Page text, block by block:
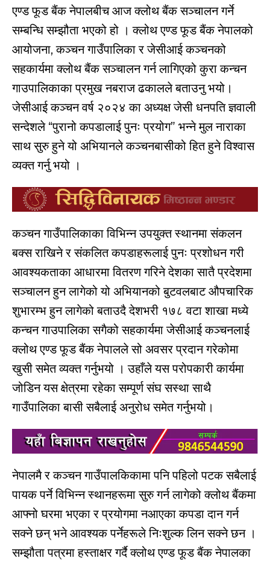
एण्ड फूड बैंक नेपालबीच आज क्लोथ बैंक सञ्चालन गर्ने
सम्बन्धि सम्झौता भएको हो । क्लोथ एण्ड फूड बैंक नेपालको
आयोजना, कञ्चन गाउँपालिका र जेसीआई कञ्चनको
सहकार्यमा क्लोथ बैंक सञ्चालन गर्न लागिएको कुरा कन्चन
गाउपालिकाका प्रमुख नबराज ढकालले बताउनु भयो।
जेसीआई कञ्चन वर्ष २०२४ का अध्यक्ष जेसी धनपति ज्ञवाली
सन्देशले “पुरानो कपडालाई पुनः प्रयोग” भन्ने मुल नाराका
साथ सुरु हुने यो अभियानले कञ्चनबासीको हित हुने विश्वास
व्यक्त गर्नु भयो ।
कञ्चन गाउँपालिकाका विभिन्न उपयुक्त स्थानमा संकलन
बक्स राखिने र संकलित कपडाहरूलाई पुनः प्रशोधन गरी
आवश्यकताका आधारमा वितरण गरिने देशका सातै प्रदेशमा
सञ्चालन हुन लागेको यो अभियानको बुटवलबाट औपचारिक
शुभारम्भ हुन लागेको बताउदै देशभरी १७८ वटा शाखा मध्ये
कन्चन गाउपालिका सगैको सहकार्यमा जेसीआई कञ्चनलाई
क्लोथ एण्ड फूड बैंक नेपालले सो अवसर प्रदान गरेकोमा
खुसी समेत व्यक्त गर्नुभयो । उहाँले यस परोपकारी कार्यमा
जोडिन यस क्षेत्रमा रहेका सम्पूर्ण संघ सस्था साथै
गाउँपालिका बासी सबैलाई अनुरोध समेत गर्नुभयो।
नेपालमै र कञ्चन गाउँपालकिकामा पनि पहिलो पटक सबैलाई
पायक पर्ने विभिन्न स्थानहरूमा सुरु गर्न लागेको क्लोथ बैंकमा
आफ्नो घरमा भएका र प्रयोगमा नआएका कपडा दान गर्न
सक्ने छन् भने आवश्यक पर्नेहरूले निःशुल्क लिन सक्ने छन ।
सम्झौता पत्रमा हस्ताक्षर गर्दै क्लोथ एण्ड फूड बैंक नेपालका